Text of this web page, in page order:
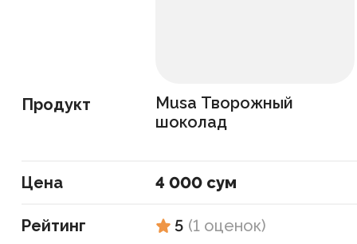
Продукт
Цена
Рейтинг
Musa Творожный
шоколад
4 000 сум
5 (1 оценок)